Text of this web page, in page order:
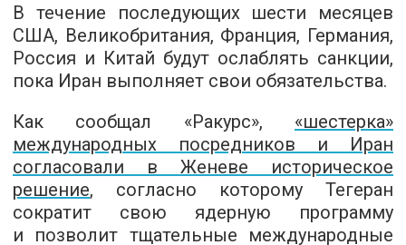
В течение последующих шести месяцев
США, Великобритания, Франция, Германия,
Россия и Китай будут ослаблять санкции,
пока Иран выполняет свои обязательства.
Как сообщал «Ракурс», «шестерка»
международных посредников и Иран
согласовали в Женеве историческое
решение, согласно которому Тегеран
сократит свою ядерную программу
и позволит тщательные международные